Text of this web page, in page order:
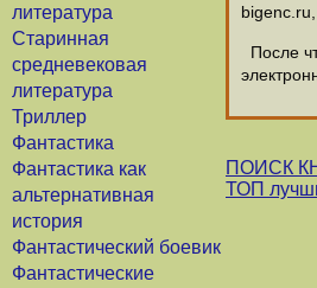
литература
Старинная
средневековая
литература
Триллер
Фантастика
Фантастика как
альтернативная
история
Фантастический боевик
Фантастические
После
ПОИСК
ТОП